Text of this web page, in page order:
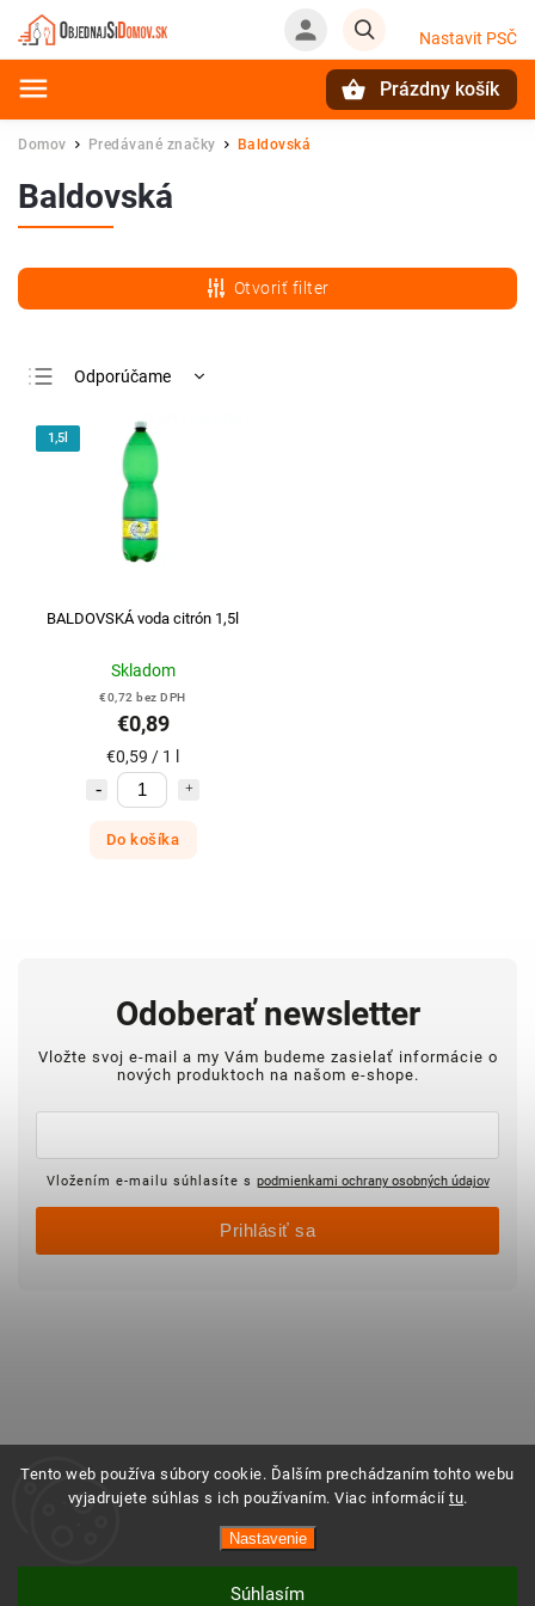
Tento web používa súbory cookie. Ďalším prechádzaním tohto webu
vyjadrujete súhlas s ich používaním. Viac informácií tu.
Nastavenie
Súhlasím
Nastavit PSČ
Prázdny košík
Domov / Predávané značky / Baldovská
Baldovská
Otvoriť filter
Odporúčame
Najdrahšie
Najpredávanejšie
Abecedne
1,5l
BALDOVSKÁ voda citrón 1,5l
Skladom
€0,72 bez DPH
€0,89
€0,59 / 1 l
Do košíka
Odoberať newsletter
Vložte svoj e-mail a my Vám budeme zasielať informácie o
nových produktoch na našom e-shope.
Vložením e-mailu súhlasíte s podmienkami ochrany osobných údajov
Prihlásiť sa
Copyright 2025 ©